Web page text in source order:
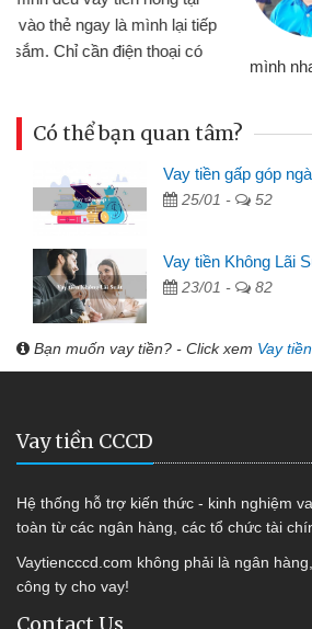
đến website qua
đã giải quyết được
Có thể bạn quan tâm?
Vay tiền gấp góp
25/01 - 52
Vay tiền Không Lãi
23/01 - 82
Bạn muốn vay tiền? - Click xem Vay
Vay tiền CCCD
Hệ thống hỗ trợ kiến thức - kinh nghiệm
toàn từ các ngân hàng, các tổ chức tài
Vaytiencccd.com không phải là ngân
công ty cho vay!